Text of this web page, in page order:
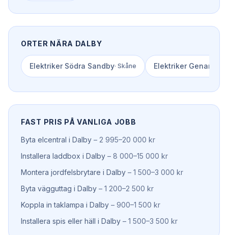
ORTER NÄRA DALBY
Elektriker Södra Sandby· Skåne Elektriker Genarp
FAST PRIS PÅ VANLIGA JOBB
Byta elcentral i Dalby – 2 995–20 000 kr
Installera laddbox i Dalby – 8 000–15 000 kr
Montera jordfelsbrytare i Dalby – 1 500–3 000 kr
Byta vägguttag i Dalby – 1 200–2 500 kr
Koppla in taklampa i Dalby – 900–1 500 kr
Installera spis eller häll i Dalby – 1 500–3 500 kr